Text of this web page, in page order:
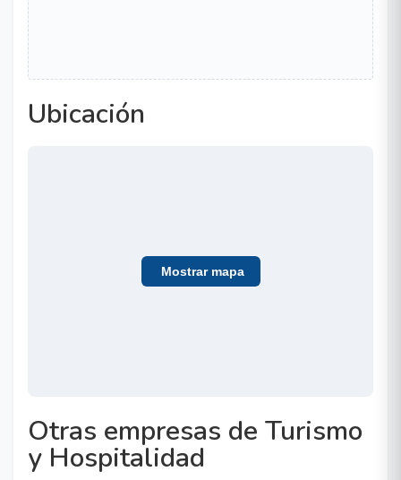
Ubicación
Mostrar mapa
Otras empresas de Turismo
y Hospitalidad